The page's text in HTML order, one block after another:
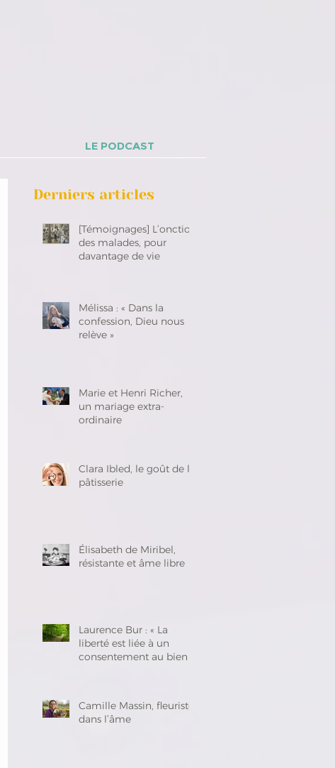
LE PODCAST
Derniers articles
[Témoignages] L’onction
des malades, pour
davantage de vie
Mélissa : « Dans la
confession, Dieu nous
relève »
Marie et Henri Richer,
un mariage extra-
ordinaire
Clara Ibled, le goût de la
pâtisserie
Élisabeth de Miribel,
résistante et âme libre
Laurence Bur : « La
liberté est liée à un
consentement au bien »
Camille Massin, fleuriste
dans l’âme